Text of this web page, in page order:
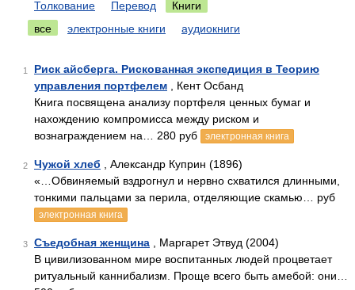
Толкование Перевод
Книги
все
электронные книги аудиокниги
1
Риск айсберга. Рискованная экспедиция в Теорию
управления портфелем , Кент Осбанд
Книга посвящена анализу портфеля ценных бумаг и
нахождению компромисса между риском и
вознаграждением на… 280 руб
электронная книга
2 Чужой хлеб , Александр Куприн (1896)
«…Обвиняемый вздрогнул и нервно схватился длинными,
тонкими пальцами за перила, отделяющие скамью… руб
электронная книга
3 Съедобная женщина , Маргарет Этвуд (2004)
В цивилизованном мире воспитанных людей процветает
ритуальный каннибализм. Проще всего быть амебой: они…